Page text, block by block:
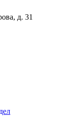
д. 31